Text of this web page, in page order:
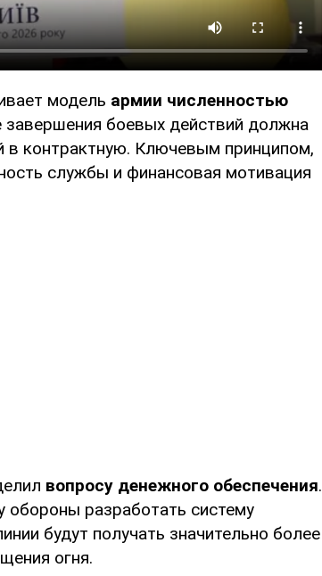
модель армии численностью
завершения боевых действий должна
в контрактную. Ключевым принципом,
службы и финансовая мотивация
вопросу денежного обеспечения.
разработать систему
будут получать значительно более
огня.